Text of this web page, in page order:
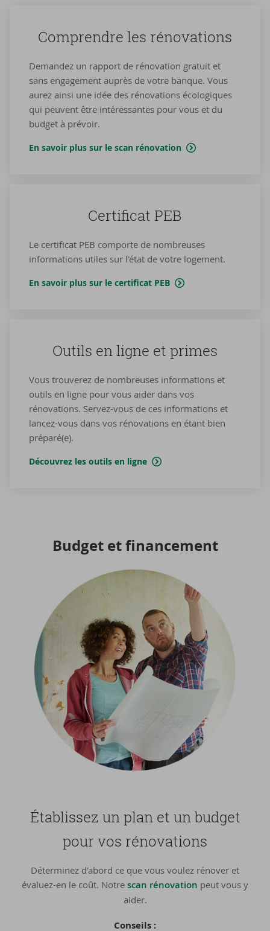
Com­prendre les ré­no­va­tions
Demandez un rapport de rénovation gratuit et
sans engagement auprès de votre banque. Vous
aurez ainsi une idée des rénovations écologiques
qui peuvent être intéressantes pour vous et du
budget à prévoir.
En savoir plus sur le scan rénovation
Cer­ti­fi­cat PEB
Le certificat PEB comporte de nombreuses
informations utiles sur l'état de votre logement.
En savoir plus sur le certificat PEB
Ou­tils en ligne et primes
Vous trouverez de nombreuses informations et
outils en ligne pour vous aider dans vos
rénovations. Servez-vous de ces informations et
lancez-vous dans vos rénovations en étant bien
préparé(e).
Découvrez les outils en ligne
Bud­get et fi­nan­ce­ment
Éta­blis­sez un plan et un bud­get
pour vos ré­no­va­tions
Déterminez d'abord ce que vous voulez rénover et
évaluez-en le coût. Notre scan rénovation peut vous y
aider.
Conseils :